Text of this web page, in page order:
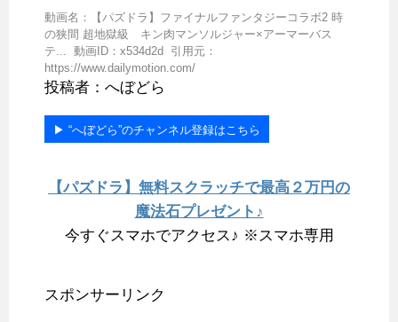
動画名：【パズドラ】ファイナルファンタジーコラボ2 時
の狭間 超地獄級 キン肉マンソルジャー×アーマーバス
テ... 動画ID：x534d2d 引用元：
https://www.dailymotion.com/
投稿者：へぼどら
▶︎ “へぼどら”のチャンネル登録はこちら
【パズドラ】無料スクラッチで最高２万円の
魔法石プレゼント♪
今すぐスマホでアクセス♪ ※スマホ専用
スポンサーリンク